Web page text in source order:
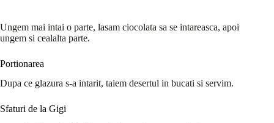
Ungem mai intai o parte, lasam ciocolata sa se intareasca, apoi
ungem si cealalta parte.
Portionarea
Dupa ce glazura s-a intarit, taiem desertul in bucati si servim.
Sfaturi de la Gigi